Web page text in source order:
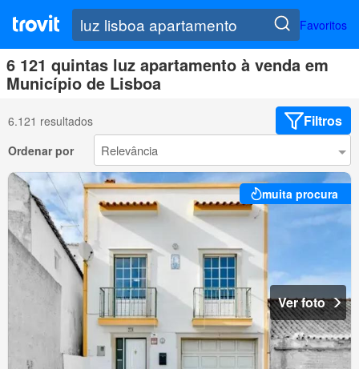
Favoritos
6 121 quintas luz apartamento à venda em
Município de Lisboa
6.121 resultados Filtros
Ordenar por
muita procura
Ver foto